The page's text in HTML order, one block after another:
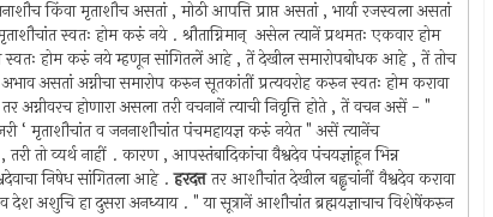
किंवा मृताशौच असतां , मोठी आपत्ति प्राप्त असतां , भार्या रजस्वला असतां
स्वतः होम करुं नये . श्रौताग्निमान् ‍ असेल त्यानें प्रथमतः एकवार होम
स्वतः होम करुं नये म्हणून सांगितलें आहे , तें देखील समारोपबोधक आहे , तें तोच
असतां अग्नीचा समारोप करुन सूतकांतीं प्रत्यवरोह करुन स्वतः होम करावा
अग्नीवरच होणारा असला तरी वचनानें त्याची निवृत्ति होते , तें वचन असें - "
‘ मृताशौचांत व जननाशौचांत पंचमहायज्ञ करुं नयेत " असें त्यानेंच
तो व्यर्थ नाहीं . कारण , आपस्तंबादिकांचा वैश्वदेव पंचयज्ञांहून भिन्न
निषेध सांगितला आहे .हरदत्ततर आशौचांत देखील बह्वृचांनीं वैश्वदेव करावा
अशुचि हा दुसरा अनध्याय . " या सूत्रानें आशौचांत ब्रह्मयज्ञाचाच विशेषेंकरुन